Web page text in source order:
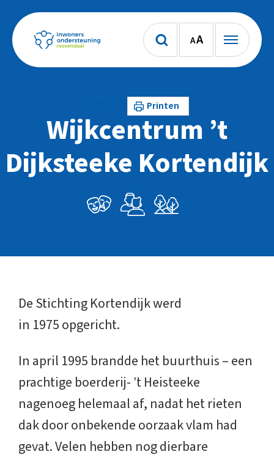
AA
Printen
Wijkcentrum ’t
Dijksteeke Kortendijk
De Stichting Kortendijk werd
in 1975 opgericht.
In april 1995 brandde het buurthuis – een
prachtige boerderij- ’t Heisteeke
nagenoeg helemaal af, nadat het rieten
dak door onbekende oorzaak vlam had
gevat. Velen hebben nog dierbare